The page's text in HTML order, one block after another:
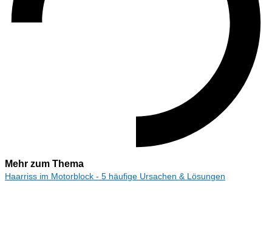
Mehr zum Thema
Haarriss im Motorblock - 5 häufige Ursachen & Lösungen